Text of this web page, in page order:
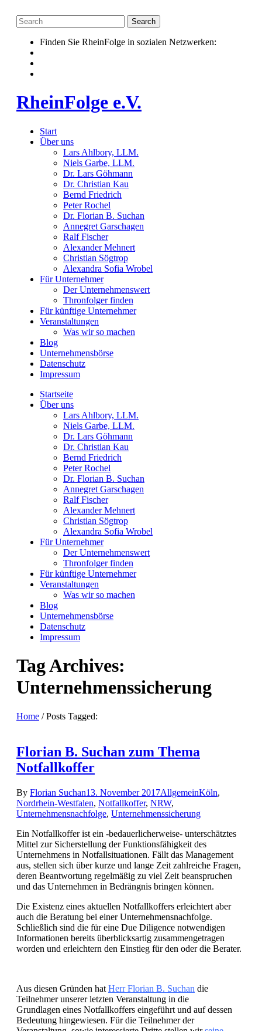
to
content
Finden Sie RheinFolge in sozialen Netzwerken:
RheinFolge e.V.
Start
Über uns
Lars Ahlbory, LLM.
Niels Garbe, LLM.
Dr. Lars Göhmann
Dr. Christian Kau
Bernd Friedrich
Peter Rochel
Dr. Florian B. Suchan
Annegret Garschagen
Ralf Fischer
Alexander Mehnert
Christian Sögtrop
Alexandra Sofia Wrobel
Für Unternehmer
Der Unternehmenswert
Thronfolger finden
Für künftige Unternehmer
Veranstaltungen
Was wir so machen
Blog
Unternehmensbörse
Datenschutz
Impressum
Startseite
Über uns
Lars Ahlbory, LLM.
Niels Garbe, LLM.
Dr. Lars Göhmann
Dr. Christian Kau
Bernd Friedrich
Peter Rochel
Dr. Florian B. Suchan
Annegret Garschagen
Ralf Fischer
Alexander Mehnert
Christian Sögtrop
Alexandra Sofia Wrobel
Für Unternehmer
Der Unternehmenswert
Thronfolger finden
Für künftige Unternehmer
Veranstaltungen
Was wir so machen
Blog
Unternehmensbörse
Datenschutz
Impressum
Tag Archives:
Unternehmenssicherung
Home /Posts Tagged:
Florian B. Suchan zum Thema
Notfallkoffer
By Florian Suchan13. November 2017AllgemeinKöln,
Nordrhein-Westfalen, Notfallkoffer, NRW,
Unternehmensnachfolge, Unternehmenssicherung
Ein Notfallkoffer ist ein -bedauerlicherweise- unterschätztes
Mittel zur Sicherstellung der Funktionsfähigkeit des
Unternehmens in Notfallsituationen. Fällt das Management
aus, stellen sich über kurze und lange Zeit zahlreiche Fragen,
deren Beantwortung regelmäßig zu viel Zeit beanspruchen
und das Unternehmen in Bedrängnis bringen können.
Die Existenz eines aktuellen Notfallkoffers erleichtert aber
auch die Beratung bei einer Unternehmensnachfolge.
Schließlich sind die für eine Due Diligence notwendigen
Informationen bereits überblicksartig zusammengetragen
worden und erleichtern den Einstieg für den oder die Berater.
Aus diesen Gründen hat Herr Florian B. Suchan die
Teilnehmer unserer letzten Veranstaltung in die
Grundlagen eines Notfallkoffers eingeführt und auf dessen
Bedeutung hingewiesen. Für die Teilnehmer der